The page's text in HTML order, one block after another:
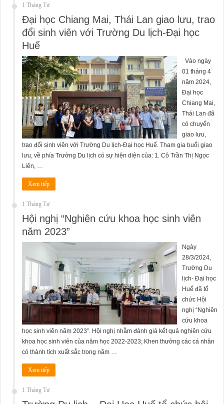
1 Tháng Tư
Đại học Chiang Mai, Thái Lan giao lưu, trao
đổi sinh viên với Trường Du lịch-Đại học
Huế
Vào ngày
01 tháng 4
năm 2024,
Đại học
Chiang Mai,
Thái Lan đã
có chuyến
giao lưu,
trao đổi sinh viên với Trường Du lịch-Đại học Huế. Tham gia buổi giao
lưu, về phía Trường Du lịch có sự hiện diện của: 1. Cô Trần Thị Ngọc
Liên, …
Xem tiếp
1 Tháng Tư
Hội nghị “Nghiên cứu khoa học sinh viên
năm 2023”
Ngày
28/3/2024,
Trường Du
lịch- Đại học
Huế đã tổ
chức Hội
nghị “Nghiên
cứu khoa
học sinh viên năm 2023”. Hội nghị nhằm đánh giá kết quả nghiên cứu
khoa học sinh viên của năm học 2022-2023; Khen thưởng các cá nhân
có thành tích xuất sắc trong năm …
Xem tiếp
1 Tháng Tư